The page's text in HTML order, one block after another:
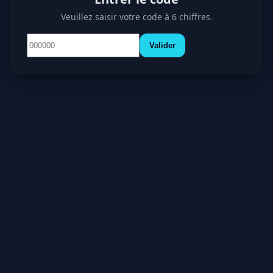
Veuillez saisir votre code à 6 chiffres.
Valider